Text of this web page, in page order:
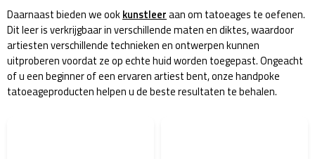
Daarnaast bieden we ookkunstleeraan om tatoeages te oefenen.
Dit leer is verkrijgbaar in verschillende maten en diktes, waardoor
artiesten verschillende technieken en ontwerpen kunnen
uitproberen voordat ze op echte huid worden toegepast. Ongeacht
of u een beginner of een ervaren artiest bent, onze handpoke
tatoeageproducten helpen u de beste resultaten te behalen.